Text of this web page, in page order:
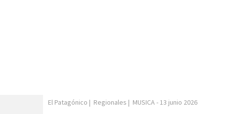
El Patagónico | Regionales | MUSICA- 13 junio 2026